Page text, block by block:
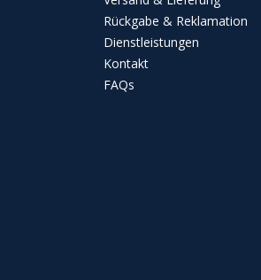
Rückgabe & Reklamation
Dienstleistungen
Kontakt
FAQs